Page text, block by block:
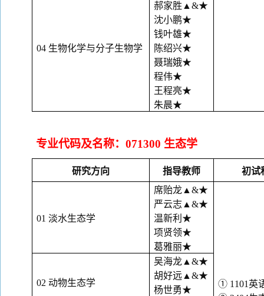
04 生物化学与分子生物学
郝家胜 ▲&★
沈小鹏★
钱叶雄★
陈绍兴★
聂瑞娥★
程伟★
王程亮★
朱晨★
专业代码及名称： 071300 生态学
研究方向 指导教师 初试
01 淡水生态学
席贻龙 ▲&★
严云志 ▲&★
温新利 ★
项贤领★
葛雅丽★
① 1101英
02 动物生态学
吴海龙 ▲&★
胡好远 ▲&★
杨世勇★